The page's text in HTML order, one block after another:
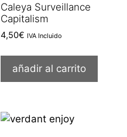
Caleya Surveillance
Capitalism
4,50€ IVA Incluido
añadir al carrito